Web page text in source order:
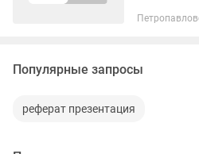
Популярные запросы
реферат презентация